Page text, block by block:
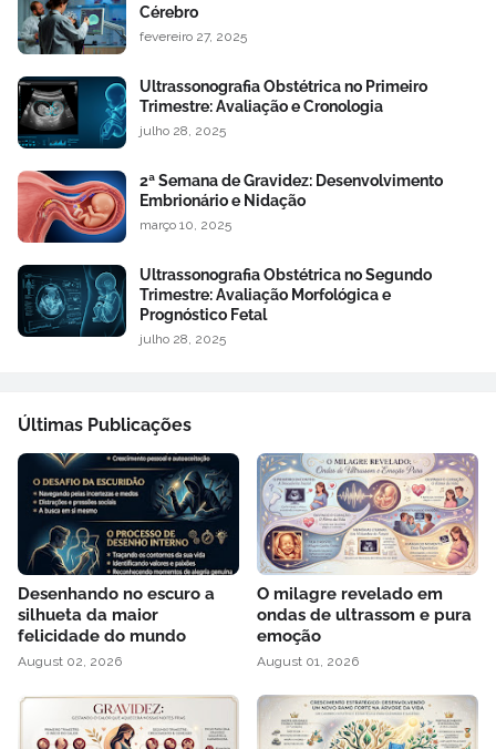
Cérebro
fevereiro 27, 2025
Ultrassonografia Obstétrica no Primeiro
Trimestre: Avaliação e Cronologia
julho 28, 2025
2ª Semana de Gravidez: Desenvolvimento
Embrionário e Nidação
março 10, 2025
Ultrassonografia Obstétrica no Segundo
Trimestre: Avaliação Morfológica e
Prognóstico Fetal
julho 28, 2025
Últimas Publicações
Desenhando no escuro a
silhueta da maior
felicidade do mundo
August 02, 2026
O milagre revelado em
ondas de ultrassom e pura
emoção
August 01, 2026